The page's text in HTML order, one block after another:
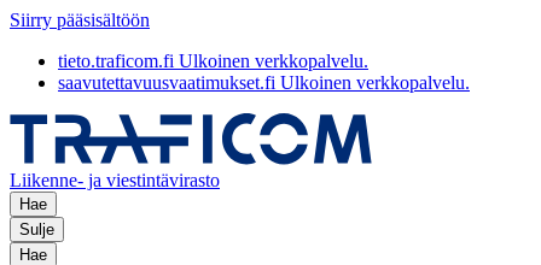
Siirry pääsisältöön
tieto.traficom.fi Ulkoinen verkkopalvelu.
saavutettavuusvaatimukset.fi Ulkoinen verkkopalvelu.
Liikenne- ja viestintävirasto
Hae
Sulje
Hae